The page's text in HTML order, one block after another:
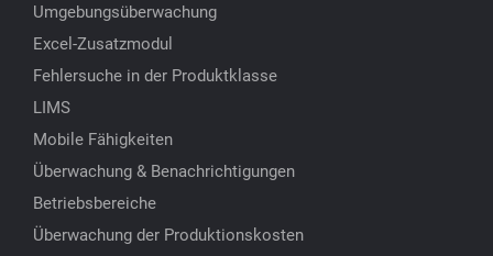
Umgebungsüberwachung
Excel-Zusatzmodul
Fehlersuche in der Produktklasse
LIMS
Mobile Fähigkeiten
Überwachung & Benachrichtigungen
Betriebsbereiche
Überwachung der Produktionskosten